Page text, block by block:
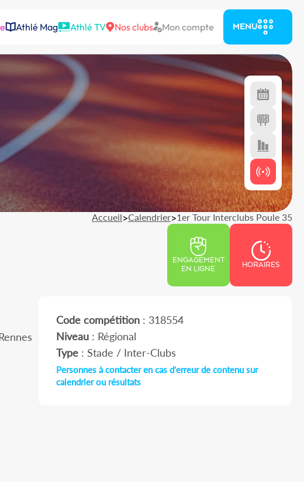
Athlé Mag Athlé TV Nos clubs Mon compte MENU
Accueil>Calendrier>1er Tour Interclubs Poule 35
ENGAGEMENT
EN LIGNE
HORAIRES
Code compétition : 318554
Niveau : Régional
Type : Stade / Inter-Clubs
Personnes à contacter en cas d'erreur de contenu sur
calendrier ou résultats